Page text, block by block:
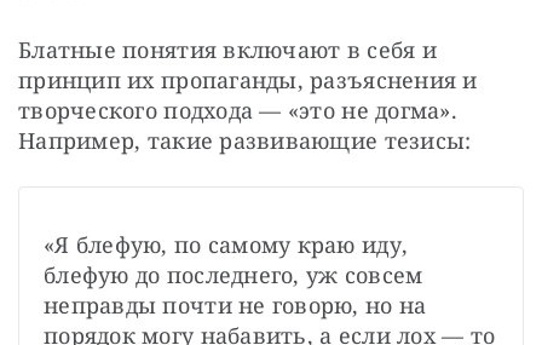
Блатные понятия включают в себя и
принцип их пропаганды, разъяснения и
творческого подхода — «это не догма».
Например, такие развивающие тезисы:
«Я блефую, по самому краю иду,
блефую до последнего, уж совсем
неправды почти не говорю, но на
порядок могу набавить, а если лох — то